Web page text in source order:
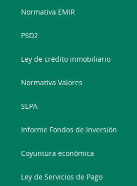
Normativa EMIR
PSD2
Ley de crédito inmobiliario
Normativa Valores
SEPA
Informe Fondos de Inversión
Coyuntura económica
Ley de Servicios de Pago